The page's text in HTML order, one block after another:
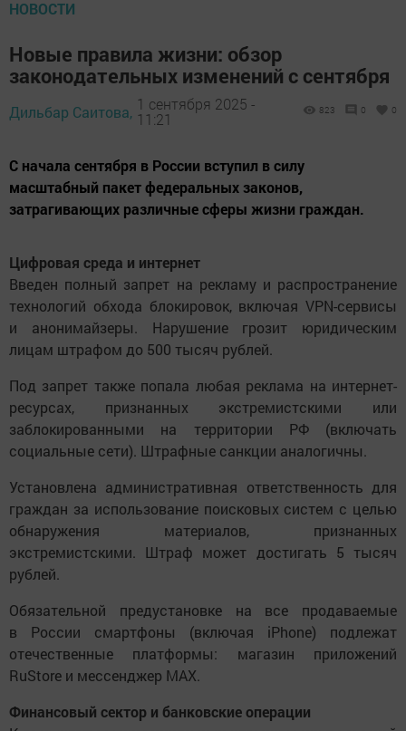
НОВОСТИ
Новые правила жизни: обзор
законодательных изменений с сентября
Дильбар Саитова, 1 сентября 2025 -
11:21
823 0 0
С начала сентября в России вступил в силу
масштабный пакет федеральных законов,
затрагивающих различные сферы жизни граждан.
Цифровая среда и интернет
Введен полный запрет на рекламу и распространение
технологий обхода блокировок, включая VPN-сервисы
и анонимайзеры. Нарушение грозит юридическим
лицам штрафом до 500 тысяч рублей.
Под запрет также попала любая реклама на интернет-
ресурсах, признанных экстремистскими или
заблокированными на территории РФ (включать
социальные сети). Штрафные санкции аналогичны.
Установлена административная ответственность для
граждан за использование поисковых систем с целью
обнаружения материалов, признанных
экстремистскими. Штраф может достигать 5 тысяч
рублей.
Обязательной предустановке на все продаваемые
в России смартфоны (включая iPhone) подлежат
отечественные платформы: магазин приложений
RuStore и мессенджер MAX.
Финансовый сектор и банковские операции